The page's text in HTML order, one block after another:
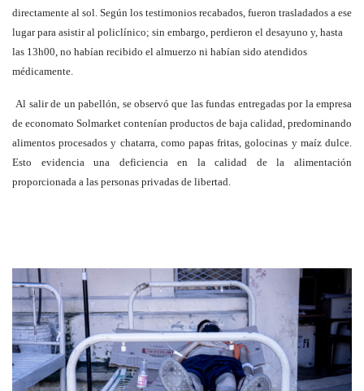
directamente al sol. Según los testimonios recabados, fueron trasladados a ese
lugar para asistir al policlínico; sin embargo, perdieron el desayuno y, hasta
las 13h00, no habían recibido el almuerzo ni habían sido atendidos
médicamente.
Al salir de un pabellón, se observó que las fundas entregadas por la empresa
de economato Solmarket contenían productos de baja calidad, predominando
alimentos procesados y chatarra, como papas fritas, golocinas y maíz dulce.
Esto evidencia una deficiencia en la calidad de la alimentación
proporcionada a las personas privadas de libertad.